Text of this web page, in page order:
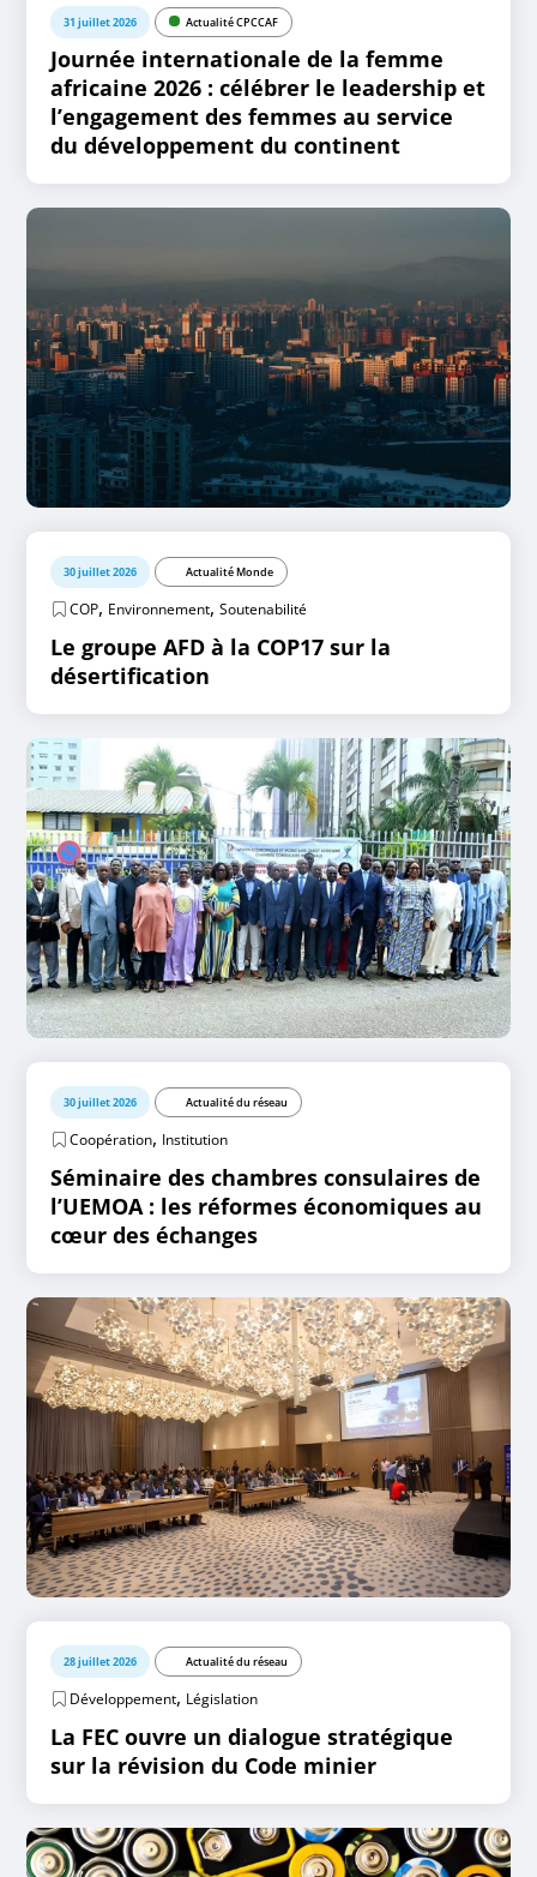
31 juillet 2026 Actualité CPCCAF
Journée internationale de la femme
africaine 2026 : célébrer le leadership et
l’engagement des femmes au service
du développement du continent
30 juillet 2026 Actualité Monde
COP, Environnement,Soutenabilité
Le groupe AFD à la COP17 sur la
désertification
30 juillet 2026 Actualité du réseau
Coopération, Institution
Séminaire des chambres consulaires de
l’UEMOA : les réformes économiques au
cœur des échanges
28 juillet 2026 Actualité du réseau
Développement, Législation
La FEC ouvre un dialogue stratégique
sur la révision du Code minier